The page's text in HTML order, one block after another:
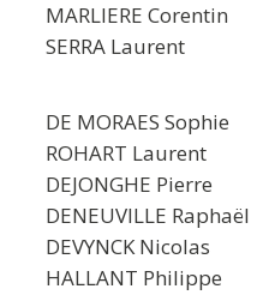
MARLIERE Corentin
SERRA Laurent
DE MORAES Sophie
ROHART Laurent
DEJONGHE Pierre
DENEUVILLE Raphaël
DEVYNCK Nicolas
HALLANT Philippe